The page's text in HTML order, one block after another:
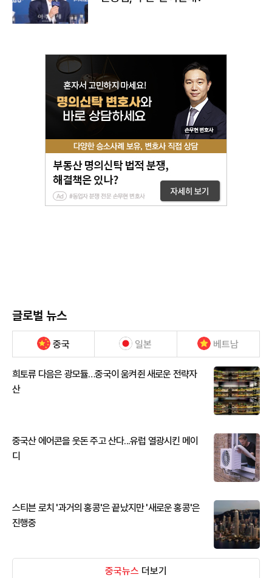
글로벌 뉴스
중국 일본 베트남
희토류 다음은 광모듈…중국이 움켜쥔 새로운 전략자
산
중국산 에어콘을 웃돈 주고 산다...유럽 열광시킨 메이
디
스티븐 로치 '과거의 홍콩'은 끝났지만 '새로운 홍콩'은
진행중
중국뉴스 더보기